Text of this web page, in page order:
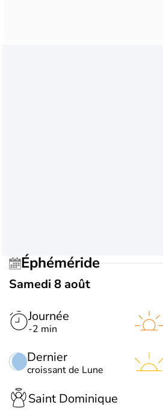
Éphéméride
Samedi 8 août
Journée
-2 min
Dernier
croissant de Lune
Saint Dominique